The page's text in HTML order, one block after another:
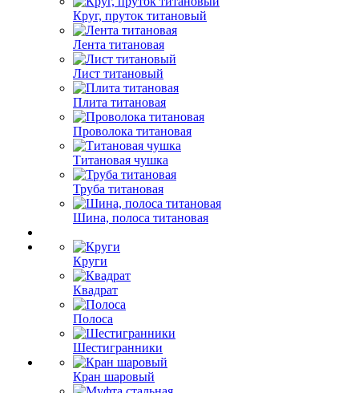
Круг, пруток титановый
Лента титановая
Лист титановый
Плита титановая
Проволока титановая
Титановая чушка
Труба титановая
Шина, полоса титановая
Круги
Квадрат
Полоса
Шестигранники
Кран шаровый